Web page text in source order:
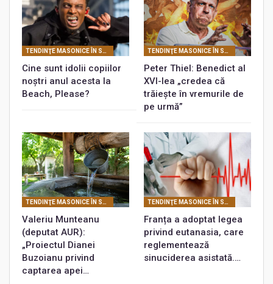
TENDINŢE MASONICE ÎN SOCIETATEA CONTEMPORANĂ
Cine sunt idolii copiilor
noștri anul acesta la
Beach, Please?
TENDINŢE MASONICE ÎN SOCIETATEA CONTEMPORANĂ
Peter Thiel: Benedict al
XVI-lea „credea că
trăiește în vremurile de
pe urmă”
TENDINŢE MASONICE ÎN SOCIETATEA CONTEMPORANĂ
Valeriu Munteanu
(deputat AUR):
„Proiectul Dianei
Buzoianu privind
captarea apei…
TENDINŢE MASONICE ÎN SOCIETATEA CONTEMPORANĂ
Franța a adoptat legea
privind eutanasia, care
reglementează
sinuciderea asistată.…